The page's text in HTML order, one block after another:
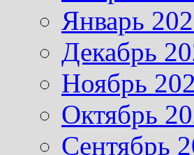
Январь
Декабрь
Ноябрь
Октябрь
Сентябрь